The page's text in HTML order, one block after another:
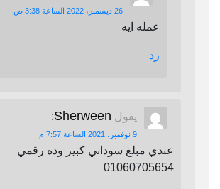
26 ديسمبر، 2022 الساعة 3:38 ص
عمله ايه
رد
يقول Sherween
:
9 نوفمبر، 2021 الساعة 7:57 م
عندي مبلغ سوداني كبير وده رقمي
01060705654